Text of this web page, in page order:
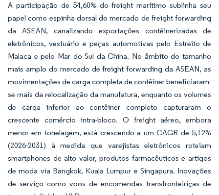
A participação de 54,60% do freight marítimo sublinha seu
papel como espinha dorsal do mercado de freight forwarding
da ASEAN, canalizando exportações contêinerizadas de
eletrônicos, vestuário e peças automotivas pelo Estreito de
Malaca e pelo Mar do Sul da China. No âmbito do tamanho
mais amplo do mercado de freight forwarding da ASEAN, as
movimentações de carga completa de contêiner beneficiaram-
se mais da relocalização da manufatura, enquanto os volumes
de carga inferior ao contêiner completo capturaram o
crescente comércio intra-bloco. O freight aéreo, embora
menor em tonelagem, está crescendo a um CAGR de 5,12%
(2026-2031) à medida que varejistas eletrônicos roteiam
smartphones de alto valor, produtos farmacêuticos e artigos
de moda via Bangkok, Kuala Lumpur e Singapura. Inovações
de serviço como voos de encomendas transfronteiriças de